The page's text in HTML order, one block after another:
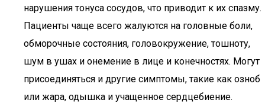
нарушения тонуса сосудов, что приводит к их спазму.
Пациенты чаще всего жалуются на головные боли,
обморочные состояния, головокружение, тошноту,
шум в ушах и онемение в лице и конечностях. Могут
присоединяться и другие симптомы, такие как озноб
или жара, одышка и учащенное сердцебиение.